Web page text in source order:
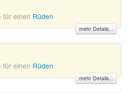
für einen Rüden
mehr Details...
für einen Rüden
mehr Details...